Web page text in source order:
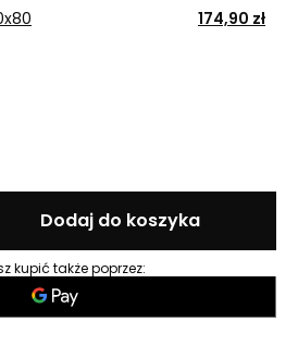
174,90 zł
Dodaj do koszyka
kupić także poprzez: